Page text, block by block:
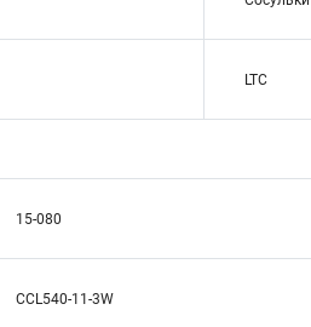
LTC
15-080
CCL540-11-3W